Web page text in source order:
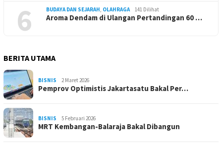
6 BUDAYA DAN SEJARAH, OLAHRAGA 141 Dilihat
Aroma Dendam di Ulangan Pertandingan 60 …
BERITA UTAMA
BISNIS 2 Maret 2026
Pemprov Optimistis Jakartasatu Bakal Per…
BISNIS 5 Februari 2026
MRT Kembangan-Balaraja Bakal Dibangun